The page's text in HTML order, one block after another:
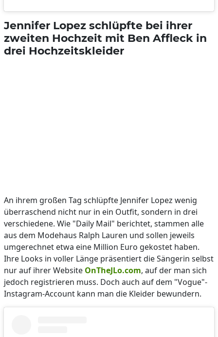
Jennifer Lopez schlüpfte bei ihrer
zweiten Hochzeit mit Ben Affleck in
drei Hochzeitskleider
An ihrem großen Tag schlüpfte Jennifer Lopez wenig
überraschend nicht nur in ein Outfit, sondern in drei
verschiedene. Wie "Daily Mail" berichtet, stammen alle
aus dem Modehaus Ralph Lauren und sollen jeweils
umgerechnet etwa eine Million Euro gekostet haben.
Ihre Looks in voller Länge präsentiert die Sängerin selbst
nur auf ihrer Website OnTheJLo.com, auf der man sich
jedoch registrieren muss. Doch auch auf dem "Vogue"-
Instagram-Account kann man die Kleider bewundern.